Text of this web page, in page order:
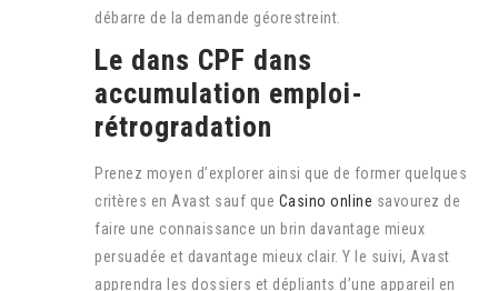
débarre de la demande géorestreint.
Le dans CPF dans
accumulation emploi-
rétrogradation
Prenez moyen d’explorer ainsi que de former quelques
critères en Avast sauf que Casino online savourez de
faire une connaissance un brin davantage mieux
persuadée et davantage mieux clair. Y le suivi, Avast
apprendra les dossiers et dépliants d’une appareil en